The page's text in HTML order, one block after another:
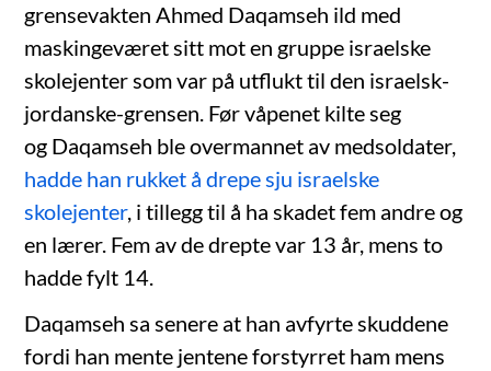
grensevakten Ahmed Daqamseh ild med
maskingeværet sitt mot en gruppe israelske
skolejenter som var på utflukt til den israelsk-
jordanske-grensen. Før våpenet kilte seg
og Daqamseh ble overmannet av medsoldater,
hadde han rukket å drepe sju israelske
skolejenter, i tillegg til å ha skadet fem andre og
en lærer. Fem av de drepte var 13 år, mens to
hadde fylt 14.
Daqamseh sa senere at han avfyrte skuddene
fordi han mente jentene forstyrret ham mens